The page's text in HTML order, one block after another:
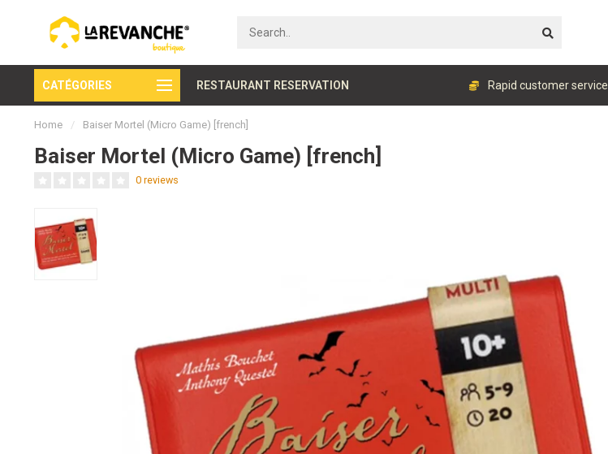
CATÉGORIES RESTAURANT RESERVATION
Secure payment Rapid customer service
Home / Baiser Mortel (Micro Game) [french]
Baiser Mortel (Micro Game) [french]
0 reviews